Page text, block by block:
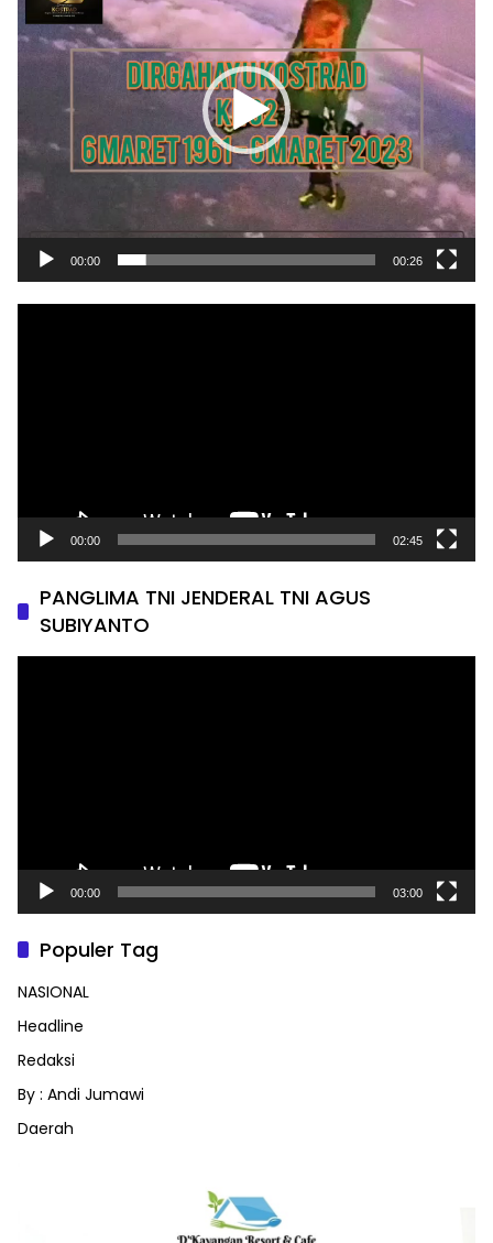
00:00 00:26
00:00 02:45
PANGLIMA TNI JENDERAL TNI AGUS
SUBIYANTO
00:00 03:00
Populer Tag
NASIONAL
Headline
Redaksi
By : Andi Jumawi
Daerah